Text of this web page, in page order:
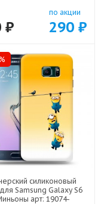
₽
по акции
290 ₽
силиконовый
Samsung Galaxy S6
арт: 19074-